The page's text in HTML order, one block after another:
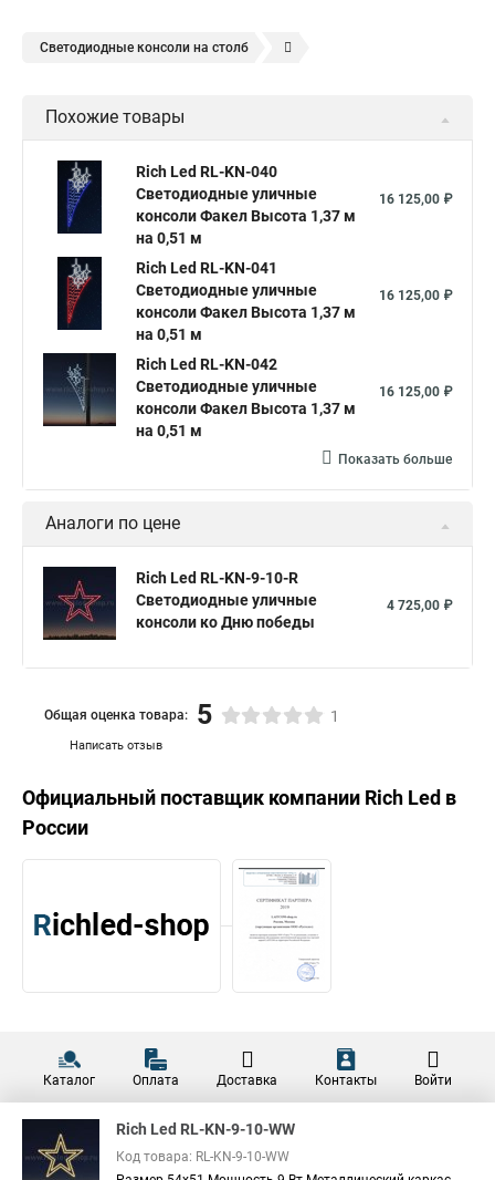
Светодиодные консоли на столб
Уличные светодиодные светильники консоль
Консоль светодиодные светильники
Светодиодные консоли на столбах
Светильник светодиодный с креплением на консоль
Консоль для светильника светодиодного
Уличный светильник светодиодный с консолью
Светодиодное консоли на столбы
Светильник светодиодный уличный на консоли
Похожие товары
Rich Led RL-KN-040
Светодиодные уличные
консоли Факел Высота 1,37 м
на 0,51 м
16 125,00 ₽
Rich Led RL-KN-041
Светодиодные уличные
консоли Факел Высота 1,37 м
на 0,51 м
16 125,00 ₽
Rich Led RL-KN-042
Светодиодные уличные
консоли Факел Высота 1,37 м
на 0,51 м
16 125,00 ₽
Показать больше
Аналоги по цене
Rich Led RL-KN-9-10-R
Светодиодные уличные
консоли ко Дню победы
4 725,00 ₽
Написать отзыв
Общая оценка товара: 5 1
Официальный поставщик компании Rich Led в
России
Каталог Оплата Доставка Контакты Войти
Rich Led RL-KN-9-10-WW
Код товара: RL-KN-9-10-WW